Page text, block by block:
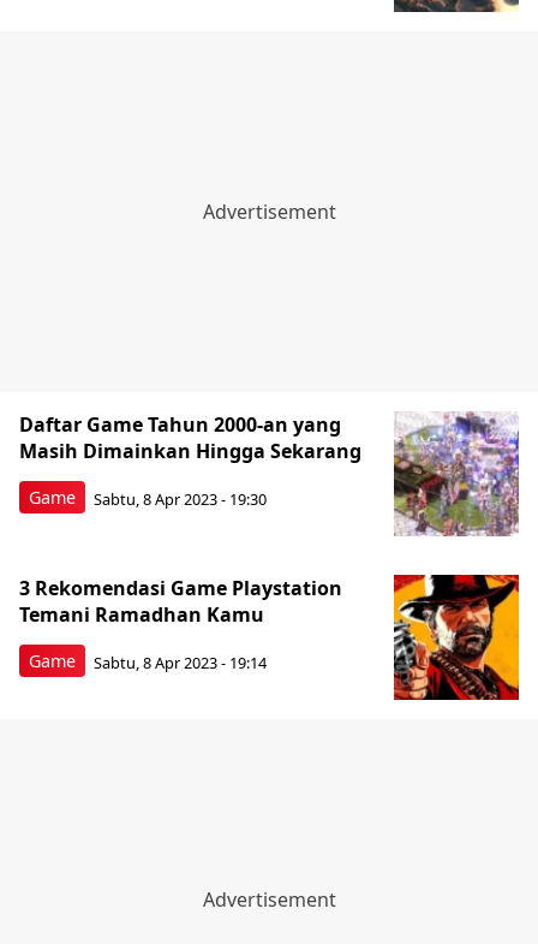
Game
Daftar Game Tahun 2000-an yang
Masih Dimainkan Hingga Sekarang
Sabtu, 8 Apr 2023 - 19:30
Game
3 Rekomendasi Game Playstation
Temani Ramadhan Kamu
Sabtu, 8 Apr 2023 - 19:14